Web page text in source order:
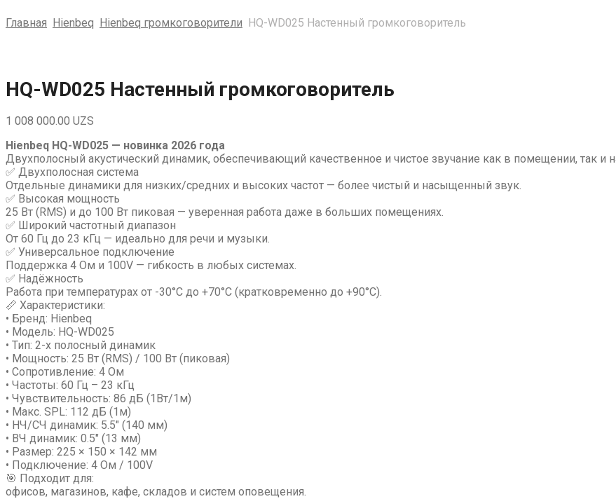
Главная Hienbeq Hienbeq громкоговорители HQ-WD025 Настенный громкоговоритель
content
HQ-WD025 Настенный громкоговоритель
1 008 000.00 UZS
Hienbeq HQ-WD025 — новинка 2026 года
Двухполосный акустический динамик, обеспечивающий качественное и чистое звучание как в помещении, так и
✅ Двухполосная система
Отдельные динамики для низких/средних и высоких частот — более чистый и насыщенный звук.
✅ Высокая мощность
25 Вт (RMS) и до 100 Вт пиковая — уверенная работа даже в больших помещениях.
✅ Широкий частотный диапазон
От 60 Гц до 23 кГц — идеально для речи и музыки.
✅ Универсальное подключение
Поддержка 4 Ом и 100V — гибкость в любых системах.
✅ Надёжность
Работа при температурах от -30°C до +70°C (кратковременно до +90°C).
📏 Характеристики:
• Бренд: Hienbeq
• Модель: HQ-WD025
• Тип: 2-х полосный динамик
• Мощность: 25 Вт (RMS) / 100 Вт (пиковая)
• Сопротивление: 4 Ом
• Частоты: 60 Гц – 23 кГц
• Чувствительность: 86 дБ (1Вт/1м)
• Макс. SPL: 112 дБ (1м)
• НЧ/СЧ динамик: 5.5″ (140 мм)
• ВЧ динамик: 0.5″ (13 мм)
• Размер: 225 × 150 × 142 мм
• Подключение: 4 Ом / 100V
🎯 Подходит для:
офисов, магазинов, кафе, складов и систем оповещения.